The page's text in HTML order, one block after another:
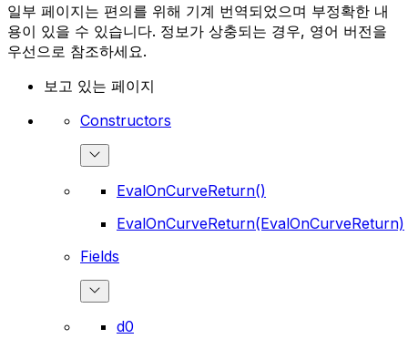
일부 페이지는 편의를 위해 기계 번역되었으며 부정확한 내
용이 있을 수 있습니다. 정보가 상충되는 경우, 영어 버전을
우선으로 참조하세요.
보고 있는 페이지
Constructors
EvalOnCurveReturn()
EvalOnCurveReturn(EvalOnCurveReturn)
Fields
d0